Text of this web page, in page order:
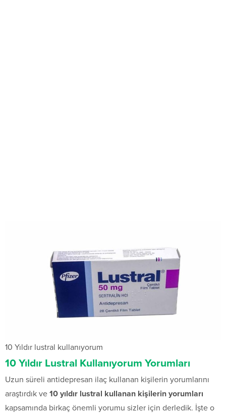
10 Yıldır lustral kullanıyorum
10 Yıldır Lustral Kullanıyorum Yorumları
Uzun süreli antidepresan ilaç kullanan kişilerin yorumlarını
araştırdık ve 10 yıldır lustral kullanan kişilerin yorumları
kapsamında birkaç önemli yorumu sizler için derledik. İşte o